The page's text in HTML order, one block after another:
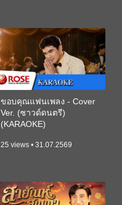
ขอบคุณแฟนเพลง - Cover
Ver. (ซาวด์ดนตรี)
(KARAOKE)
25 views • 31.07.2569